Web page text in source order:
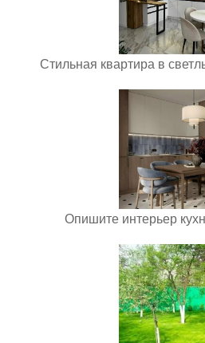
Стильная квартира в
Опишите интерьер